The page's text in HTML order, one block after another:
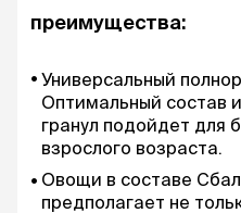
преимущества:
Универсальный
Оптимальный состав
гранул подойдет для
взрослого возраста.
Овощи в составе
предполагает не